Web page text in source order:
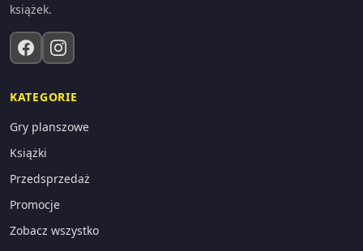
książek.
KATEGORIE
Gry planszowe
Książki
Przedsprzedaż
Promocje
Zobacz wszystko